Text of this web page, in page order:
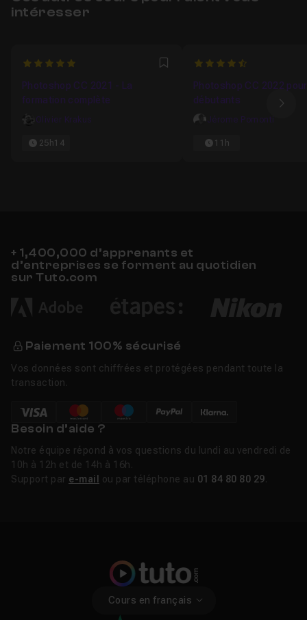
intéresser
5 Favori
Photoshop CC 2021 - La
formation complète
Olivier Krakus
25h14
4.5
Photoshop CC 2022
débutants
Jérome Pomonti
11h
+ 1,400,000 d’apprenants et
d’entreprises se forment au quotidien
sur Tuto.com
Paiement 100% sécurisé
Vos données sont chiffrées et protégées pendant toute la
transaction.
Besoin d’aide ?
Notre équipe répond à vos questions du lundi au vendredi de
10h à 12h et de 14h à 16h.
Support par e-mail ou par téléphone au 01 84 80 80 29
Cours en français